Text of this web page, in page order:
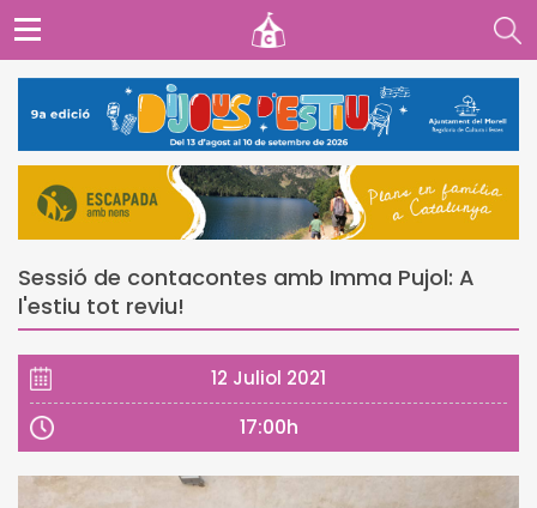
Sessió de contacontes amb Imma Pujol: A
l'estiu tot reviu!
12 Juliol 2021
17:00h